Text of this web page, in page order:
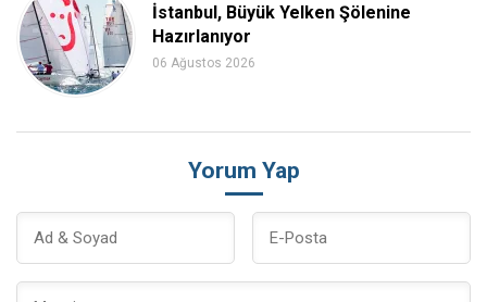
İstanbul, Büyük Yelken Şölenine
Hazırlanıyor
06 Ağustos 2026
Yorum Yap